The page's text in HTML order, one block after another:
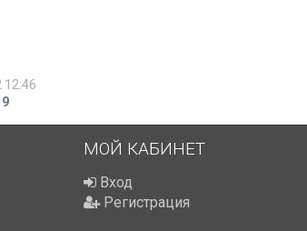
12:46
МОЙ КАБИНЕТ
Вход
Регистрация